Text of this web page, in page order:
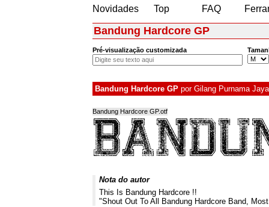
Novidades
Top
FAQ
Bandung Hardcore GP
Pré-visualização customizada
Bandung Hardcore GP por Gilang Purnama Jaya
Bandung Hardcore GP.otf
Nota do autor
This Is Bandung Hardcore !!
"Shout Out To All Bandung Hardcore Band,